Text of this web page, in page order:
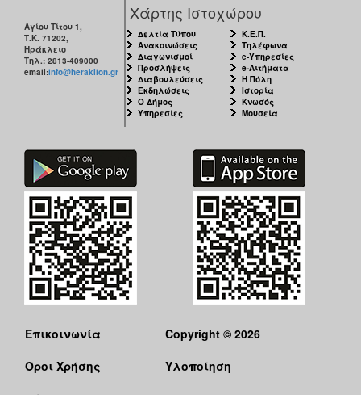
ΑΝΘΕΚΤΙΚΗ
ΠΟΛΗ
Αγίου Τίτου 1,
Τ.Κ. 71202,
Ηράκλειο
Τηλ.: 2813-409000
email:info@heraklion.gr
Χάρτης Ιστοχώρου
Δελτία Τύπου
Ανακοινώσεις
Διαγωνισμοί
Προσλήψεις
Διαβουλεύσεις
Εκδηλώσεις
Ο Δήμος
Υπηρεσίες
Κ.Ε.Π.
Τηλέφωνα
e-Υπηρεσίες
e-Αιτήματα
Η Πόλη
Ιστορία
Κνωσός
Μουσεία
Επικοινωνία
Όροι Χρήσης
Copyright © 2026
Υλοποίηση